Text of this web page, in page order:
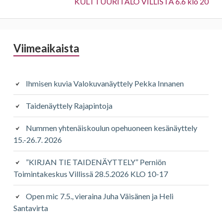
Sivupalkki
Viimeaikaista
Ihmisen kuvia Valokuvanäyttely Pekka Innanen
Taidenäyttely Rajapintoja
Nummen yhtenäiskoulun opehuoneen kesänäyttely
15.-26.7. 2026
”KIRJAN TIE TAIDENÄYTTELY” Perniön
Toimintakeskus Villissä 28.5.2026 KLO 10-17
Open mic 7.5., vieraina Juha Väisänen ja Heli
Santavirta